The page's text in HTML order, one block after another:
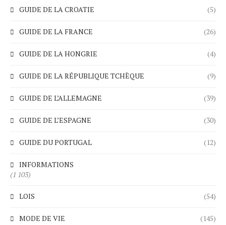
GUIDE DE LA CROATIE (5)
GUIDE DE LA FRANCE (26)
GUIDE DE LA HONGRIE (4)
GUIDE DE LA RÉPUBLIQUE TCHÈQUE (9)
GUIDE DE L’ALLEMAGNE (39)
GUIDE DE L’ESPAGNE (30)
GUIDE DU PORTUGAL (12)
INFORMATIONS
(1 103)
LOIS (54)
MODE DE VIE (145)